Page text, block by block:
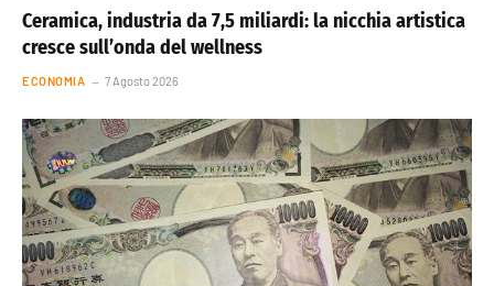
Ceramica, industria da 7,5 miliardi: la nicchia artistica
cresce sull’onda del wellness
ECONOMIA 7 Agosto 2026